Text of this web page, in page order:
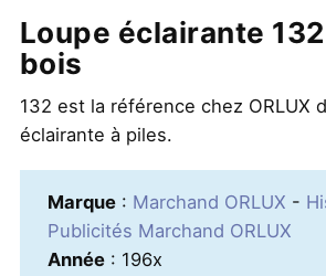
Loupe éclairante
bois
132 est la référence chez ORLUX
éclairante à piles.
Marque: Marchand ORLUX -
Publicités Marchand ORLUX
Année: 196x